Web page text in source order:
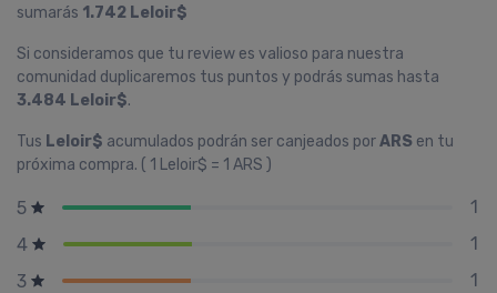
sumarás 1.742 Leloir$
Si consideramos que tu review es valioso para nuestra
comunidad duplicaremos tus puntos y podrás sumas hasta
3.484 Leloir$.
Tus Leloir$ acumulados podrán ser canjeados porARS en tu
próxima compra. ( 1 Leloir$ = 1 ARS )
5
1
4
1
3
1